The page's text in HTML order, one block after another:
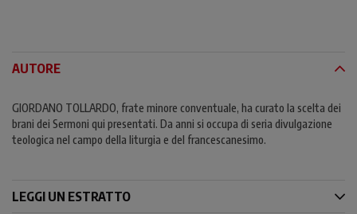
AUTORE
GIORDANO TOLLARDO, frate minore conventuale, ha curato la scelta dei
brani dei Sermoni qui presentati. Da anni si occupa di seria divulgazione
teologica nel campo della liturgia e del francescanesimo.
LEGGI UN ESTRATTO